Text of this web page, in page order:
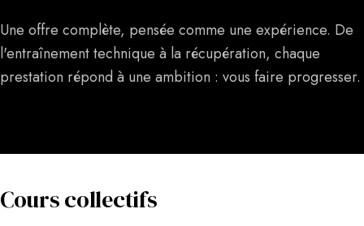
Une offre complète, pensée comme une expérience. De
l'entraînement technique à la récupération, chaque
prestation répond à une ambition : vous faire progresser.
Cours collectifs